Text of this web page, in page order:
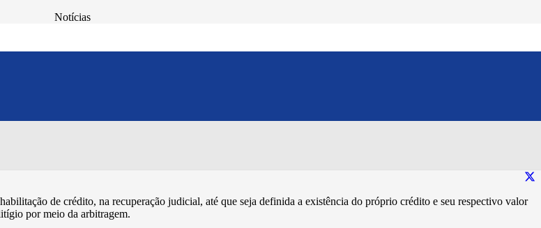
Notícias
crédito até definição sobre a existência da
arbitral
de crédito, na recuperação judicial, até que seja definida a existência do próprio crédito e seu respectivo valor
por meio da arbitragem.